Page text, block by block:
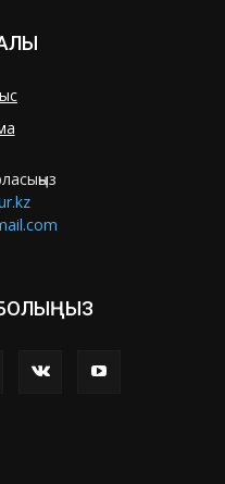
БОЛЫҢЫЗ